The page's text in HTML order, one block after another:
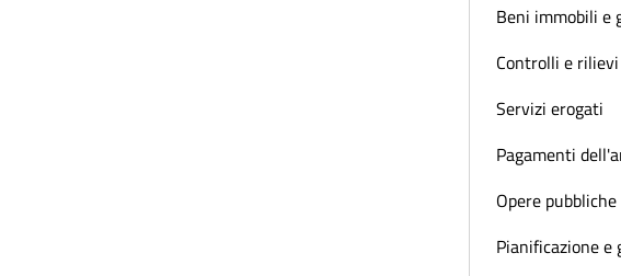
Beni immobili e
Controlli e
Servizi erogati
Pagamenti
Opere pubbliche
Pianificazione